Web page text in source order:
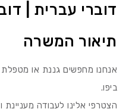
דוברי עברית |
תיאור המשרה
אנחנו מחפשים גננת או מטפלת
ביפו.
הצטרפי אלינו לעבודה